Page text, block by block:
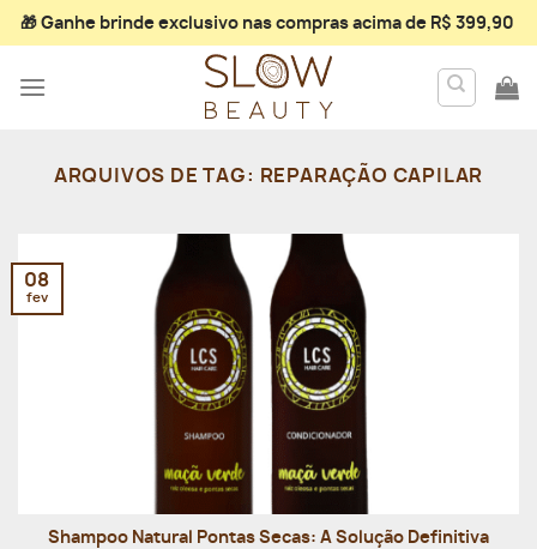
Skip
to
🎁 Ganhe brinde exclusivonas compras acima de R$ 399,90
ARQUIVOS DE TAG: REPARAÇÃO CAPILAR
Shampoo Natural Pontas Secas: A Solução Definitiva
08
fev